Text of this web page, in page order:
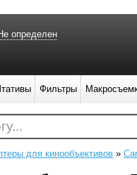
для кинообъективов »
определен
Фильтры